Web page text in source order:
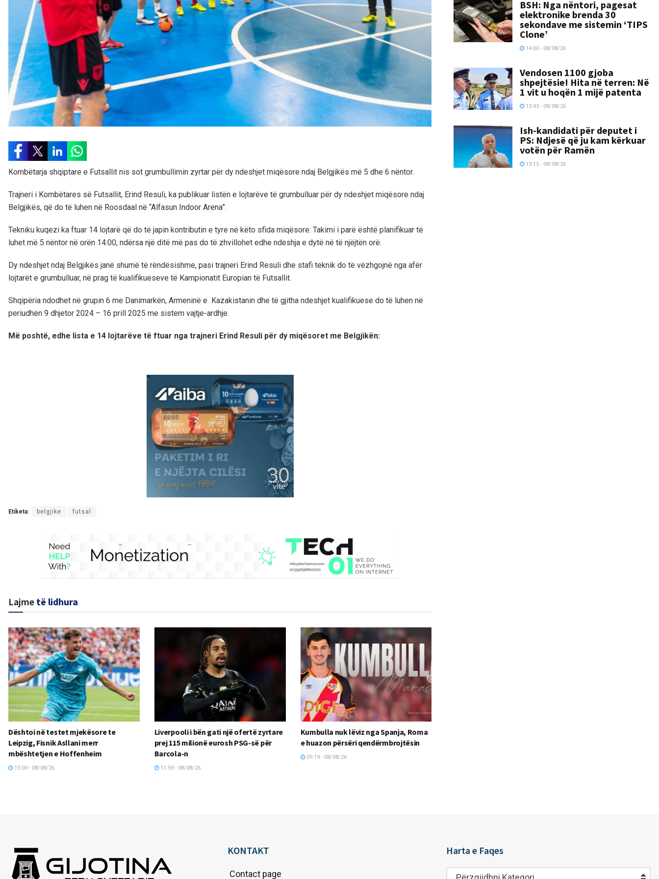
Kombëtarja shqiptare e Futsallit nis sot grumbullimin zyrtar për dy ndeshjet miqësore ndaj Belgjikës më 5 dhe 6 nëntor.
Trajneri i Kombëtares së Futsallit, Erind Resuli, ka publikuar listën e lojtarëve të grumbulluar për dy ndeshjet miqësore ndaj
Belgjikës, që do të luhen në Roosdaal në “Alfasun Indoor Arena”.
Tekniku kuqezi ka ftuar 14 lojtarë që do të japin kontributin e tyre në këto sfida miqësore. Takimi i parë është planifikuar të
luhet më 5 nëntor në orën 14:00, ndërsa një ditë më pas do të zhvillohet edhe ndeshja e dytë në të njëjtën orë.
Dy ndeshjet ndaj Belgjikës janë shumë të rëndësishme, pasi trajneri Erind Resuli dhe stafi teknik do të vëzhgojnë nga afër
lojtarët e grumbulluar, në prag të kualifikueseve të Kampionatit Europian të Futsallit.
Shqipëria ndodhet në grupin 6 me Danimarkën, Armeninë e Kazakistanin dhe të gjitha ndeshjet kualifikuese do të luhen në
periudhën 9 dhjetor 2024 – 16 prill 2025 me sistem vajtje-ardhje.
Më poshtë, edhe lista e 14 lojtarëve të ftuar nga trajneri Erind Resuli për dy miqësoret me Belgjikën:
Etiketa: belgjike futsal
Lajme të lidhura
Dështoi në testet mjekësore te
Leipzig, Fisnik Asllani merr
mbështetjen e Hoffenheim
15:00 - 08/08/26
Liverpooli i bën gati një ofertë zyrtare
prej 115 milionë eurosh PSG-së për
Barcola-n
11:59 - 08/08/26
Kumbulla nuk lëviz nga Spanja, Roma
e huazon përsëri qendërmbrojtësin
09:19 - 08/08/26
BSH: Nga nëntori, pagesat
elektronike brenda 30
sekondave me sistemin ‘TIPS
Clone’
14:00 - 08/08/26
Vendosen 1100 gjoba
shpejtësie! Hita në terren: Në
1 vit u hoqën 1 mijë patenta
13:43 - 08/08/26
Ish-kandidati për deputet i
PS: Ndjesë që ju kam kërkuar
votën për Ramën
13:15 - 08/08/26
KONTAKT
Contact page
Harta e Faqes
Harta